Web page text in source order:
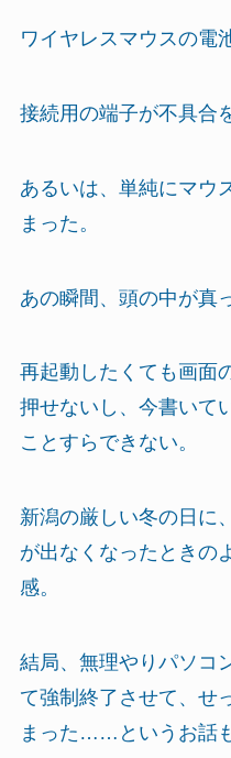
ワイヤレスマウスの電
接続用の端子が不具合
あるいは、単純にマウ
まった。
あの瞬間、頭の中が真
再起動したくても画面
押せないし、今書いて
ことすらできない。
新潟の厳しい冬の日に
が出なくなったときの
感。
結局、無理やりパソコ
て強制終了させて、せ
まった……というお話